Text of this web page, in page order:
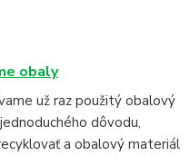
obaly
už raz použitý obalový
dôvodu,
a obalový materiál